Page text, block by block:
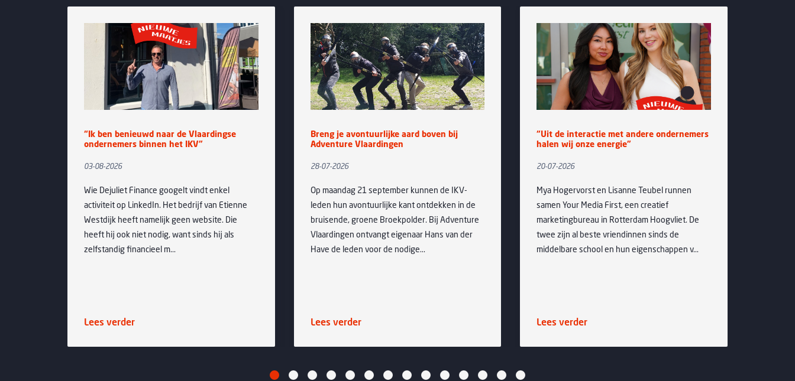
“Ik ben benieuwd naar de Vlaardingse
ondernemers binnen het IKV”
Wie Dejuliet Finance googelt vindt enkel
activiteit op LinkedIn. Het bedrijf van Etienne
Westdijk heeft namelijk geen website. Die
heeft hij ook niet nodig, want sinds hij als
zelfstandig financieel m...
Lees verder
Breng je avontuurlijke aard boven bij
Adventure Vlaardingen
Op maandag 21 september kunnen de IKV-
leden hun avontuurlijke kant ontdekken in de
bruisende, groene Broekpolder. Bij Adventure
Vlaardingen ontvangt eigenaar Hans van der
Have de leden voor de nodige...
Lees verder
“Uit de interactie met andere ondernemers
halen wij onze energie”
Mya Hogervorst en Lisanne Teubel runnen
samen Your Media First, een creatief
marketingbureau in Rotterdam Hoogvliet. De
twee zijn al beste vriendinnen sinds de
middelbare school en hun eigenschappen v...
Lees verder